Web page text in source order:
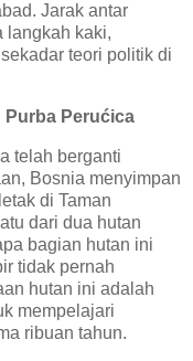
Jarak antar
langkah kaki,
teori politik di
Purba Perućica
telah berganti
Bosnia menyimpan
di Taman
dari dua hutan
bagian hutan ini
tidak pernah
hutan ini adalah
mempelajari
ribuan tahun.